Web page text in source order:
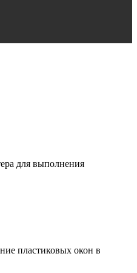
для выполнения